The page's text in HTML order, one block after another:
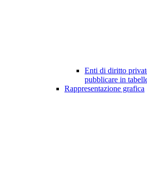
Enti di diritto
pubblicare in
Rappresentazione grafica